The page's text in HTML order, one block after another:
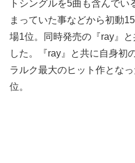
トシングルを5曲も含んで
まっていた事などから初動
場1位。同時発売の『ray』
した。『ray』と共に自身初
ラルク最大のヒット作とな
位。